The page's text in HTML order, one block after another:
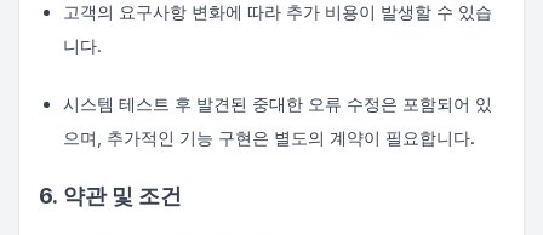
고객의 요구사항 변화에 따라 추가 비용이 발생할 수 있습
니다.
시스템 테스트 후 발견된 중대한 오류 수정은 포함되어 있
으며, 추가적인 기능 구현은 별도의 계약이 필요합니다.
6. 약관 및 조건